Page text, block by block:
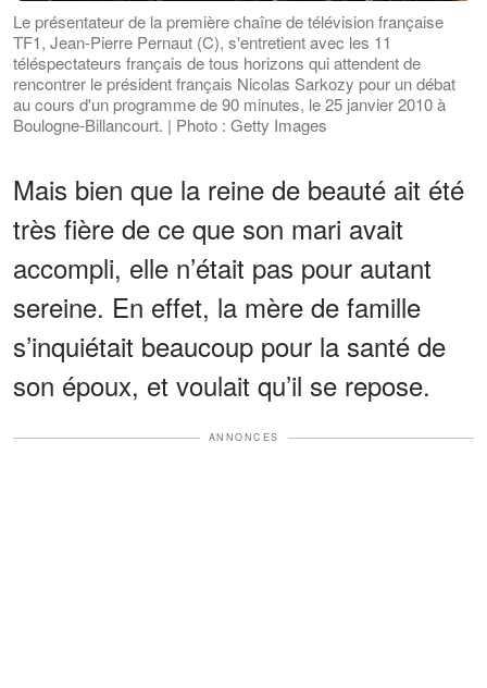
Le présentateur de la première chaîne de télévision française
TF1, Jean-Pierre Pernaut (C), s'entretient avec les 11
téléspectateurs français de tous horizons qui attendent de
rencontrer le président français Nicolas Sarkozy pour un débat
au cours d'un programme de 90 minutes, le 25 janvier 2010 à
Boulogne-Billancourt. | Photo : Getty Images
Mais bien que la reine de beauté ait été
très fière de ce que son mari avait
accompli, elle n’était pas pour autant
sereine. En effet, la mère de famille
s’inquiétait beaucoup pour la santé de
son époux, et voulait qu’il se repose.
ANNONCES